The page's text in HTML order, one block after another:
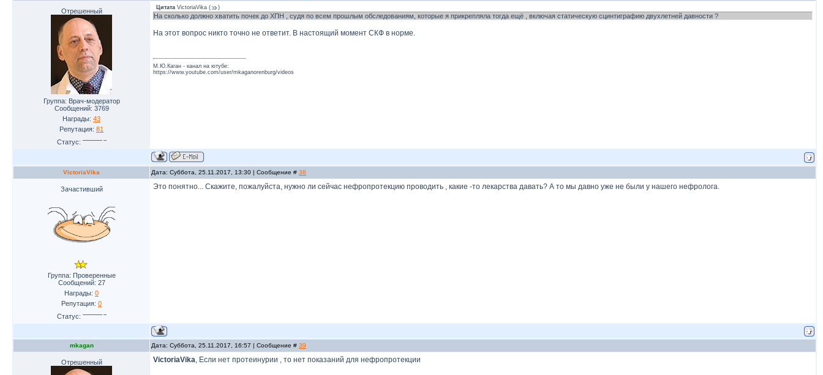
Отрешенный
Группа: Врач-модератор
Сообщений: 3769
Награды: 43
Репутация: 81
Статус:
Цитата VictoriaVika ( )
На сколько должно хватить почек до ХПН , судя по всем прошлым обследованиям, которые я прикрепляла тогда ещё , включая статическую сцинтиграфию двухлетней давности ?
На этот вопрос никто точно не ответит. В настоящий момент СКФ в норме.
М.Ю.Каган - канал на ютубе:
https://www.youtube.com/user/mkaganorenburg/videos
VictoriaVika Дата: Суббота, 25.11.2017, 13:30 | Сообщение # 38
Зачастивший
Группа: Проверенные
Сообщений: 27
Награды: 0
Репутация: 0
Статус:
Это понятно... Скажите, пожалуйста, нужно ли сейчас нефропротекцию проводить , какие -то лекарства давать? А то мы давно уже не были у нашего нефролога.
mkagan Дата: Суббота, 25.11.2017, 16:57 | Сообщение # 39
Отрешенный VictoriaVika, Если нет протеинурии , то нет показаний для нефропротекции